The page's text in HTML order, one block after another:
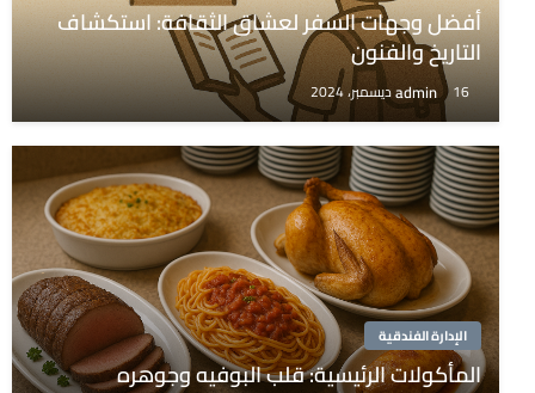
أفضل وجهات السفر لعشاق الثقافة: استكشاف
التاريخ والفنون
admin 16 ديسمبر، 2024
الإدارة الفندقية
المأكولات الرئيسية: قلب البوفيه وجوهره